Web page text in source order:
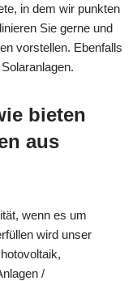
in dem wir punkten
Sie gerne und
vorstellen. Ebenfalls
bieten
aus
wenn es um
wird unser
/